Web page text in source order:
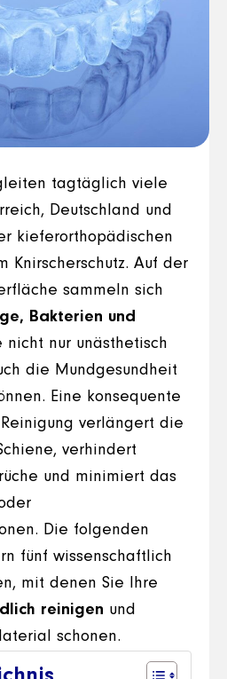
tagtäglich viele
Deutschland und
kieferorthopädischen
Knirscherschutz. Auf der
sammeln sich
Bakterien und
nicht nur unästhetisch
die Mundgesundheit
Eine konsequente
verlängert die
verhindert
und minimiert das
Die folgenden
fünf wissenschaftlich
mit denen Sie Ihre
reinigen und
schonen.